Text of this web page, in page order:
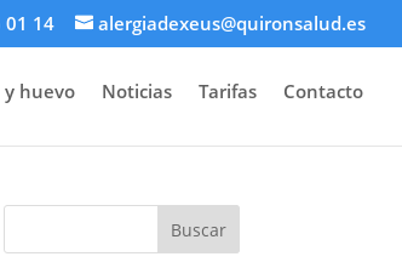
01 14 alergiadexeus@quironsalud.es
y huevo Noticias Tarifas Contacto